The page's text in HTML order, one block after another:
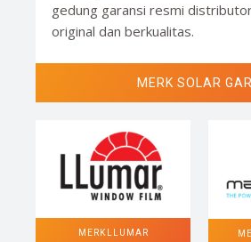
gedung garansi resmi
original dan berkualitas.
MERK SOLAR
MERK LLUMAR